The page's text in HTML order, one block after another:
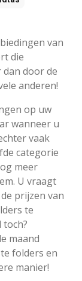
van
die
dan door de
anderen!
op uw
wanneer u
vaak
categorie
meer
U vraagt
prijzen van
te
toch?
maand
folders en
manier!